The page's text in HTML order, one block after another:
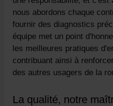
nous abordons chaque
fournir des diagnostics
équipe met un point
les meilleures pratiques
contribuant ainsi à
des autres usagers de la
La qualité, notre